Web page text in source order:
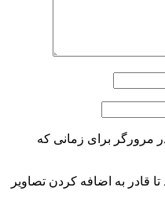
مرورگر برای زمانی که
قادر به اضافه کردن تصاویر